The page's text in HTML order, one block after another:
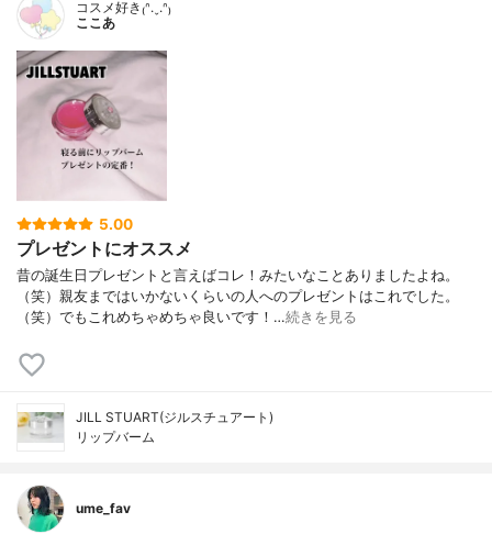
コスメ好き₍ᐢ.ˬ.ᐢ₎
ここあ
5.00
プレゼントにオススメ
昔の誕生日プレゼントと言えばコレ！みたいなことありましたよね。
（笑）親友まではいかないくらいの人へのプレゼントはこれでした。
（笑）でもこれめちゃめちゃ良いです！…続きを見る
JILL STUART(ジルスチュアート)
リップバーム
ume_fav